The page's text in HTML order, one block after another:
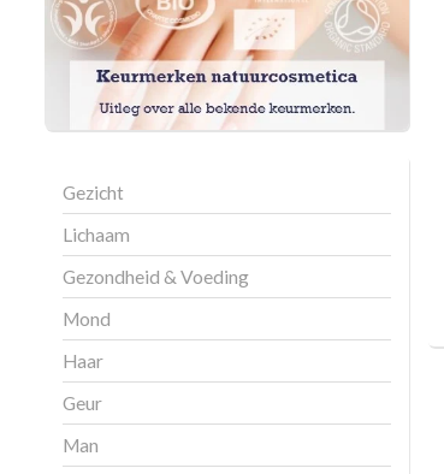
Gezicht
Lichaam
Gezondheid & Voeding
Mond
Haar
Geur
Man